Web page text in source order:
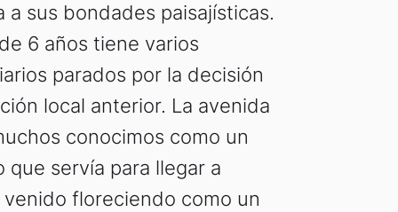
a sus bondades paisajísticas.
6 años tiene varios
parados por la decisión
local anterior. La avenida
conocimos como un
que servía para llegar a
floreciendo como un